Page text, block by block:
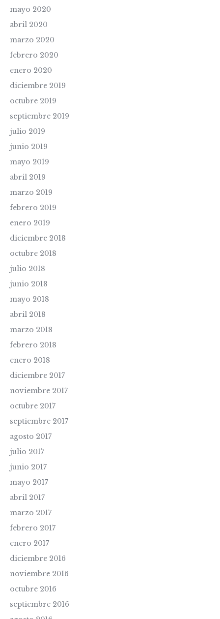
mayo 2020
abril 2020
marzo 2020
febrero 2020
enero 2020
diciembre 2019
octubre 2019
septiembre 2019
julio 2019
junio 2019
mayo 2019
abril 2019
marzo 2019
febrero 2019
enero 2019
diciembre 2018
octubre 2018
julio 2018
junio 2018
mayo 2018
abril 2018
marzo 2018
febrero 2018
enero 2018
diciembre 2017
noviembre 2017
octubre 2017
septiembre 2017
agosto 2017
julio 2017
junio 2017
mayo 2017
abril 2017
marzo 2017
febrero 2017
enero 2017
diciembre 2016
noviembre 2016
octubre 2016
septiembre 2016